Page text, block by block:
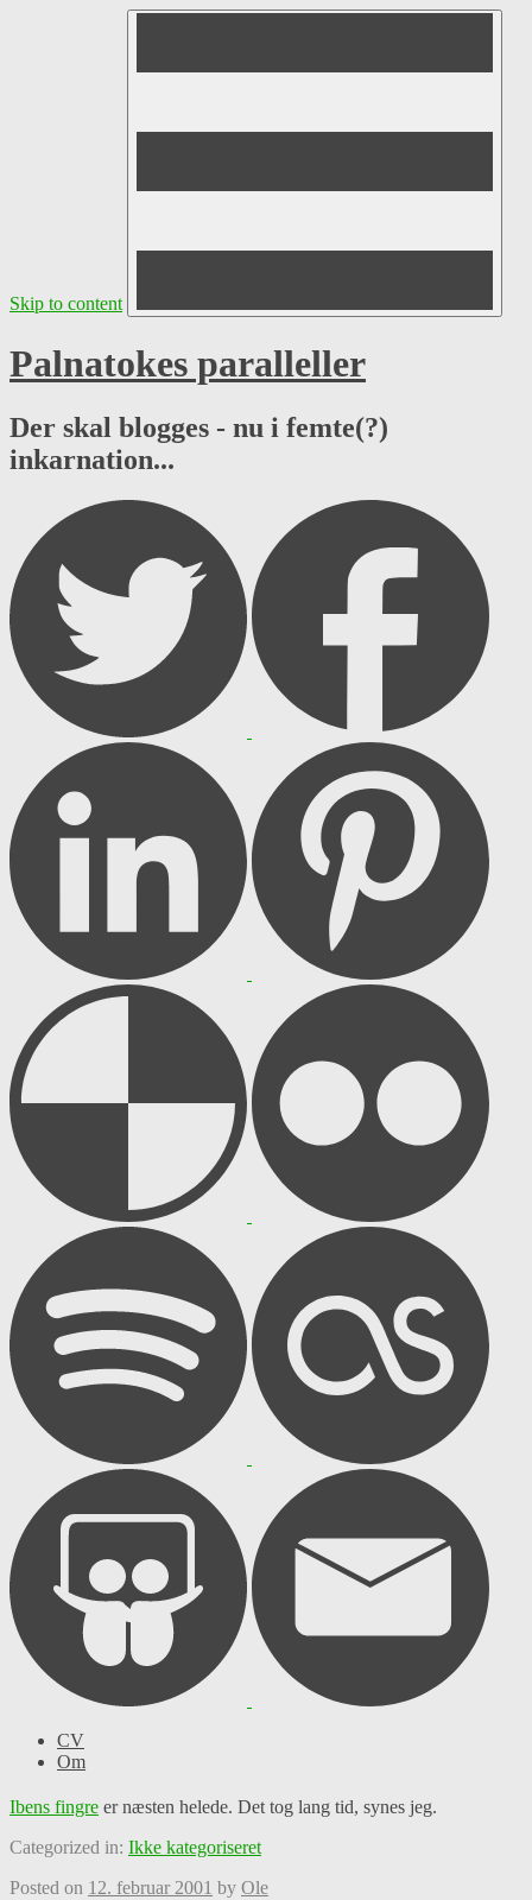
Skip to content
Palnatokes paralleller
Der skal blogges - nu i femte(?)
inkarnation...
CV
Om
Ibens fingre er næsten helede. Det tog lang tid, synes jeg.
Categorized in: Ikke kategoriseret
Posted on 12. februar 2001 by Ole